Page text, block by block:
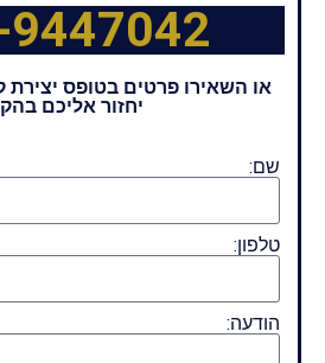
או השאירו פרטים בטופס יצירת
יחזור אליכם
שם:
טלפון:
הודעה: